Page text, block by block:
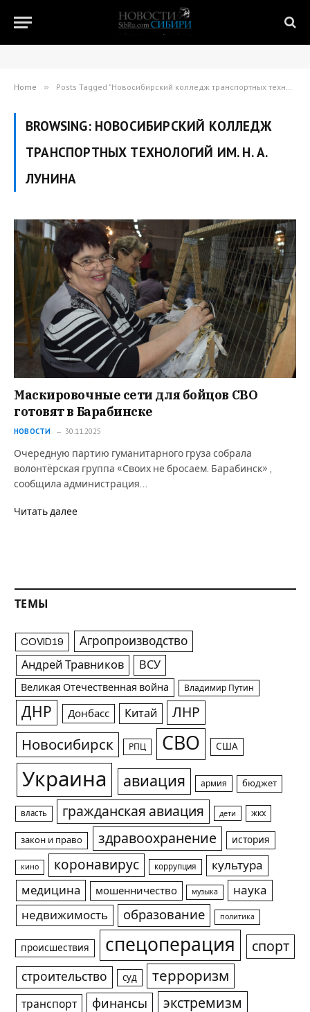
Home » Posts Tagged "Новосибирский колледж транспортных технологий им. Н. А. Лунина"
BROWSING: НОВОСИБИРСКИЙ КОЛЛЕДЖ
ТРАНСПОРТНЫХ ТЕХНОЛОГИЙ ИМ. Н. А.
ЛУНИНА
Маскировочные сети для бойцов СВО
готовят в Барабинске
НОВОСТИ 30.11.2025
Очередную партию гуманитарного груза собрала
волонтёрская группа «Своих не бросаем. Барабинск» ,
сообщила администрация…
Читать далее
ТЕМЫ
COVID19 Агропроизводство
Андрей Травников ВСУ
Великая Отечественная война Владимир Путин
ДНР Донбасс Китай ЛНР
Новосибирск РПЦ СВО США
Украина авиация армия бюджет
власть гражданская авиация дети жкх
закон и право здравоохранение история
кино коронавирус коррупция
культура
медицина
мошенничество музыка
наука
недвижимость
образование политика
происшествия спецоперация спорт
строительство суд терроризм
транспорт финансы экстремизм